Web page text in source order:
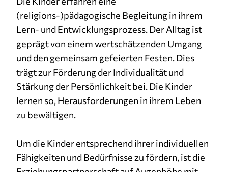
(religions-)pädagogische Begleitung in ihrem
Lern- und Entwicklungsprozess. Der Alltag ist
geprägt von einem wertschätzenden Umgang
und den gemeinsam gefeierten Festen. Dies
trägt zur Förderung der Individualität und
Stärkung der Persönlichkeit bei. Die Kinder
lernen so, Herausforderungen in ihrem Leben
zu bewältigen.
Um die Kinder entsprechend ihrer individuellen
Fähigkeiten und Bedürfnisse zu fördern, ist die
Cookie Laufzeit:
3 Monate